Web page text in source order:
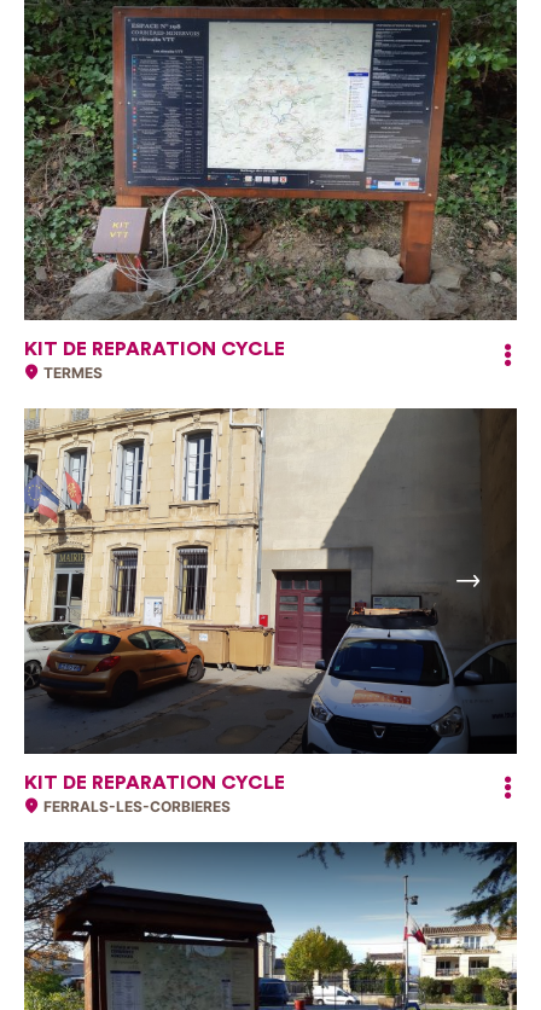
KIT DE REPARATION CYCLE
TERMES
Suivant
KIT DE REPARATION CYCLE
FERRALS-LES-CORBIERES